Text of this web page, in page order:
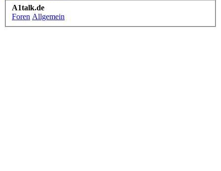
A1talk.de
Foren Allgemein